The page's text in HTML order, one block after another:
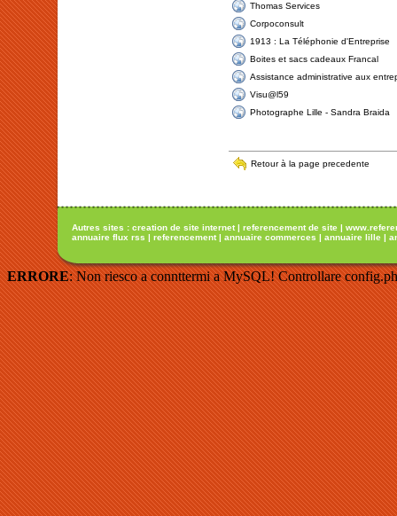
Thomas Services
Corpoconsult
1913 : La Téléphonie d'Entreprise
Boites et sacs cadeaux Francal
Assistance administrative aux
Visu@l59
Photographe Lille - Sandra Braida
Retour à la page precedente
Autres sites : creation de site internet| referencement de site |
annuaire flux rss | referencement| annuaire commerces | annuaire lille |
ERRORE: Non riesco a connttermi a MySQL! Controllare